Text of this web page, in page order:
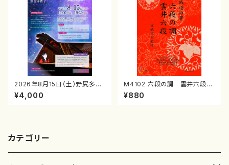
2026年8月15日（土）野尻多佳
子ピアノリサイタル 音の宝石
箱チケット一般
¥4,000
M4102 六段の調 雲井六段
（箏/宮城道雄著・宮城宗家監修/
箏曲古典楽譜）
¥880
カテゴリー